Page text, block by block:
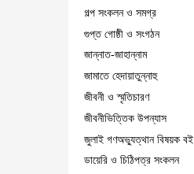
গল্প সংকলন ও সমগ্র
গুপ্ত গোষ্ঠী ও সংগঠন
জান্নাত-জাহান্নাম
জামাতে হেদায়াতুন্নাহু
জীবনী ও স্মৃতিচারণ
জীবনীভিত্তিক উপন্যাস
জুলাই গণঅভ্যুত্থান বিষয়ক বই
ডায়েরি ও চিঠিপত্র সংকলন